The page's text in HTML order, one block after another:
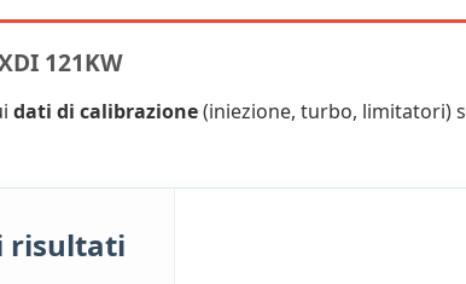
121KW
dati di calibrazione(iniezione, turbo, limitatori)
risultati